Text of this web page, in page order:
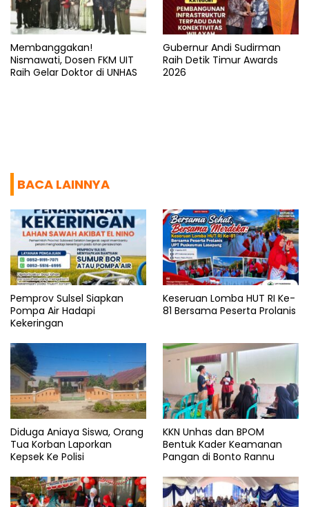
Membanggakan!
Nismawati, Dosen FKM UIT
Raih Gelar Doktor di UNHAS
Gubernur Andi Sudirman
Raih Detik Timur Awards
2026
BACA LAINNYA
Pemprov Sulsel Siapkan
Pompa Air Hadapi
Kekeringan
Keseruan Lomba HUT RI Ke-
81 Bersama Peserta Prolanis
Diduga Aniaya Siswa, Orang
Tua Korban Laporkan
Kepsek Ke Polisi
KKN Unhas dan BPOM
Bentuk Kader Keamanan
Pangan di Bonto Rannu